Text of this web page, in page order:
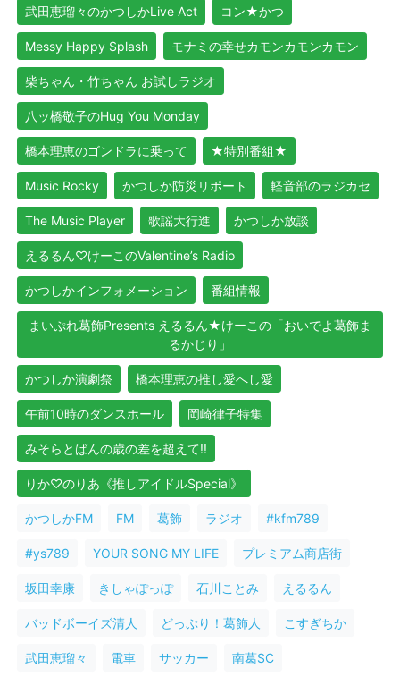
武田恵瑠々のかつしかLive Act コン★かつ
Messy Happy Splash モナミの幸せカモンカモンカモン
柴ちゃん・竹ちゃん お試しラジオ
八ッ橋敬子のHug You Monday
橋本理恵のゴンドラに乗って ★特別番組★
Music Rocky かつしか防災リポート 軽音部のラジカセ
The Music Player 歌謡大行進 かつしか放談
えるるん♡けーこのValentine’s Radio
かつしかインフォメーション 番組情報
まいぷれ葛飾Presents えるるん★けーこの「おいでよ葛飾ま
るかじり」
かつしか演劇祭 橋本理恵の推し愛へし愛
午前10時のダンスホール 岡崎律子特集
みそらとばんの歳の差を超えて!!
りか♡のりあ《推しアイドルSpecial》
かつしかFM FM 葛飾 ラジオ #kfm789
#ys789 YOUR SONG MY LIFE プレミアム商店街
坂田幸康 きしゃぽっぽ 石川ことみ えるるん
バッドボーイズ清人 どっぷり！葛飾人 こすぎちか
武田恵瑠々 電車 サッカー 南葛SC